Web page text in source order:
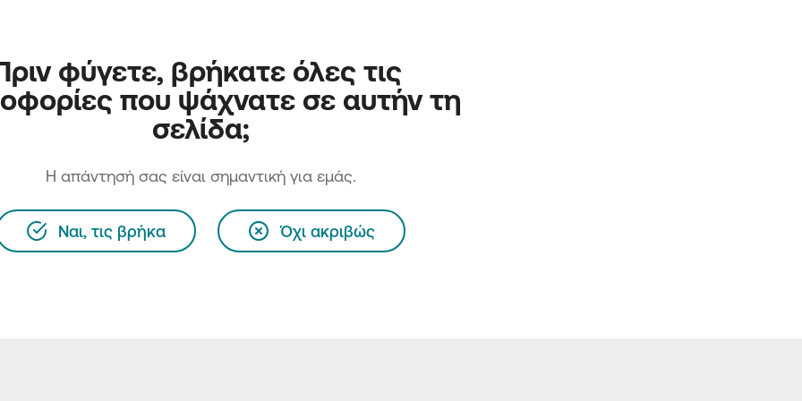
φύγετε, βρήκατε όλες τις
που ψάχνατε σε αυτήν τη
σελίδα;
H απάντησή σας είναι σημαντική για εμάς.
Ναι, τις βρήκα Όχι ακριβώς